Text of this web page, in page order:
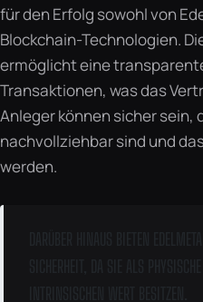
für den Erfolg sowohl von
Blockchain-Technologien.
ermöglicht eine
Transaktionen, was das
Anleger können sicher sein,
nachvollziehbar sind und
werden.